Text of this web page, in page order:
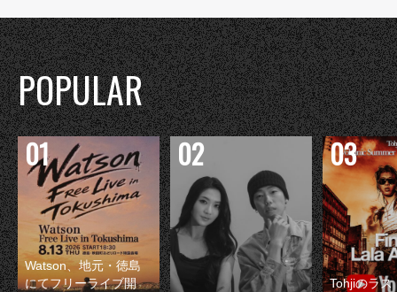
POPULAR
Watson、地元・徳島
にてフリーライブ開
Tohjiのラス